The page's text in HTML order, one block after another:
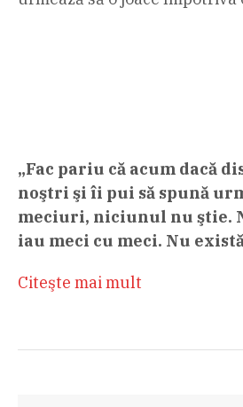
„Fac pariu că acum dacă
noştri şi îi pui să spună
meciuri, niciunul nu ştie.
iau meci cu meci. Nu
Citeşte mai mult